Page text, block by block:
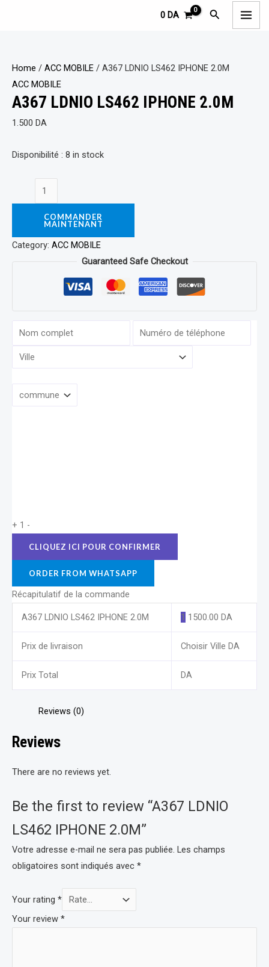
0DA Rechercher
Home / ACC MOBILE / A367 LDNIO LS462 IPHONE 2.0M
ACC MOBILE
A367 LDNIO LS462 IPHONE 2.0M
1.500 DA
Disponibilité : 8 in stock
2.0M
quantity
COMMANDER
MAINTENANT
Category: ACC MOBILE
Guaranteed Safe Checkout
+ 1 -
ORDER FROM WHATSAPP
Récapitulatif de la commande
A367 LDNIO LS462 IPHONE 2.0M 1 1500.00 DA
Prix de livraison Choisir Ville DA
Prix Total DA
Reviews (0)
Reviews
There are no reviews yet.
Be the first to review “A367 LDNIO
LS462 IPHONE 2.0M”
Votre adresse e-mail ne sera pas publiée. Les champs
obligatoires sont indiqués avec *
Your rating *
Your review *